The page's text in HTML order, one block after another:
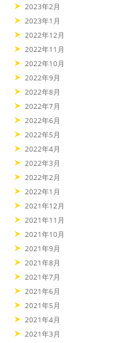
2023年2月
2023年1月
2022年12月
2022年11月
2022年10月
2022年9月
2022年8月
2022年7月
2022年6月
2022年5月
2022年4月
2022年3月
2022年2月
2022年1月
2021年12月
2021年11月
2021年10月
2021年9月
2021年8月
2021年7月
2021年6月
2021年5月
2021年4月
2021年3月